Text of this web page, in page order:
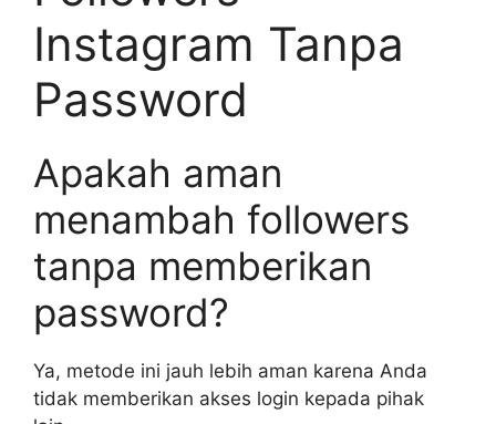
Instagram Tanpa
Password
Apakah aman
menambah followers
tanpa memberikan
password?
Ya, metode ini jauh lebih aman karena Anda
tidak memberikan akses login kepada pihak